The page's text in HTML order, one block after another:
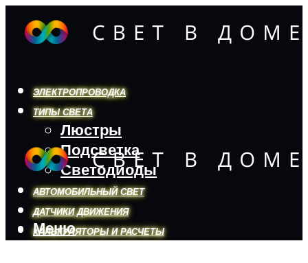
ЭЛЕКТРОПРОВОДКА
ТИПЫ СВЕТА
Люстры
Подсветка
Светодиоды
АВТОМОБИЛЬНЫЙ СВЕТ
ДАТЧИКИ ДВИЖЕНИЯ
КАЛЬКУЛЯТОРЫ И РАСЧЕТЫ
Меню